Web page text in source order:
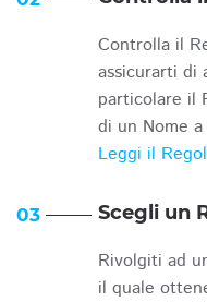
Controlla il
assicurarti di
particolare il
di un Nome
Leggi il
03 Scegli un
Rivolgiti ad
il quale